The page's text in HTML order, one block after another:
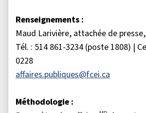
Renseignements :
Maud Larivière, attachée de presse,
Tél. : 514 861-3234 (poste 1808) |
0228
affaires.publiques@fcei.ca
Méthodologie :